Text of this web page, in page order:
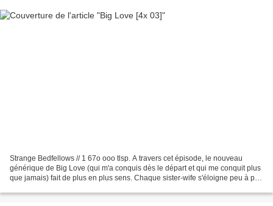
Strange Bedfellows // 1 67o ooo tlsp. A travers cet épisode, le nouveau
générique de Big Love (qui m'a conquis dès le départ et qui me conquit plus
que jamais) fait de plus en plus sens. Chaque sister-wife s'éloigne peu à peu